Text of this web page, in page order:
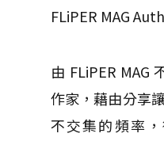
FLiPER MAG
由 FLiPER MAG
作家，藉由分享
不交集的頻率